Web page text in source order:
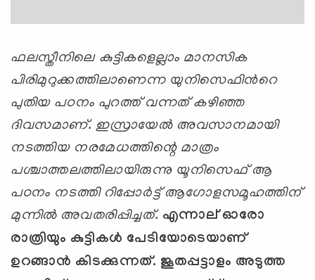
ഫലസ്തീനിലെ കുട്ടികളെല്ലാം മാനസിക
പിരിമുറുക്കത്തിലാണെന്ന യുനിസെഫിന്‍റെ
പുതിയ പഠനം പുറത്ത് വന്നത് കഴിഞ്ഞ
ദിവസമാണ്. ഇസ്രായേല്‍ അവസാനമായി
നടത്തിയ നരമേധത്തിന്റെ മാത്രം
പശ്ചാത്തലത്തിലായിരുന്നു യൂനിസെഫ് ആ
പഠനം നടത്തി റിപ്പോര്‍ട്ട് ആഗോളസമൂഹത്തിന്
മുന്നില്‍ അവതരിപ്പിച്ചത്. എന്നാല് ഓരോ
രാത്രിയും കുട്ടികള്‍ പേടിയോടെയാണ്
ഉറങ്ങാന്‍ കിടക്കുന്നത്. ജൂതപ്പട്ടാളം അടുത്ത